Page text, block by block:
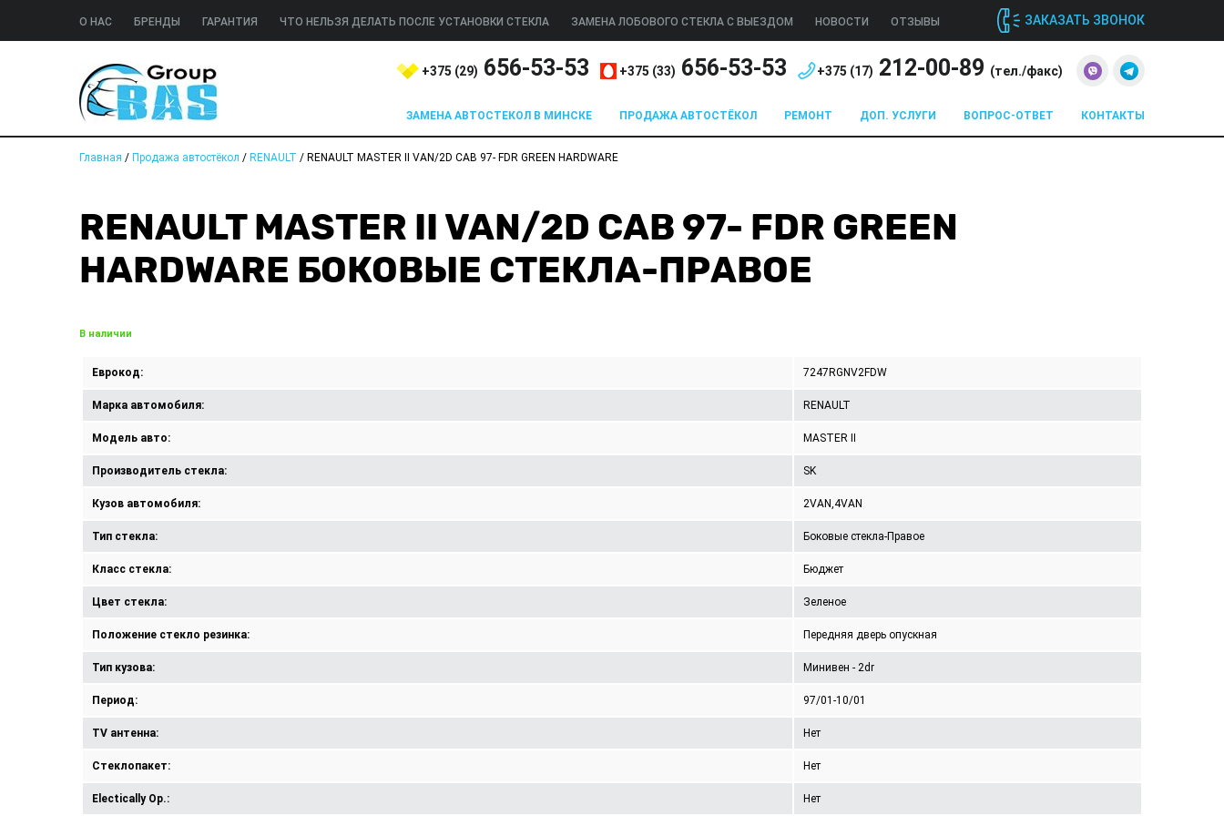
О НАС БРЕНДЫ ГАРАНТИЯ ЧТО НЕЛЬЗЯ ДЕЛАТЬ ПОСЛЕ УСТАНОВКИ СТЕКЛА ЗАМЕНА ЛОБОВОГО СТЕКЛА С ВЫЕЗДОМ НОВОСТИ ОТЗЫВЫ ЗАКАЗАТЬ ЗВОНОК
+375 (29) 656-53-53 +375 (33) 656-53-53 +375 (17) 212-00-89 (тел./факс)
ЗАМЕНА АВТОСТЕКОЛ В МИНСКЕ ПРОДАЖА АВТОСТЁКОЛ РЕМОНТ ДОП. УСЛУГИ ВОПРОС-ОТВЕТ КОНТАКТЫ
Главная / Продажа автостёкол / RENAULT / RENAULT MASTER II VAN/2D CAB 97- FDR GREEN HARDWARE
RENAULT MASTER II VAN/2D CAB 97- FDR GREEN
HARDWARE БОКОВЫЕ СТЕКЛА-ПРАВОЕ
В наличии
Еврокод: 7247RGNV2FDW
Марка автомобиля: RENAULT
Модель авто: MASTER II
Производитель стекла: SK
Кузов автомобиля: 2VAN,4VAN
Тип стекла: Боковые стекла-Правое
Класс стекла: Бюджет
Цвет стекла: Зеленое
Положение стекло резинка: Передняя дверь опускная
Тип кузова: Минивен - 2dr
Период: 97/01-10/01
TV антенна: Нет
Стеклопакет: Нет
Electically Op.: Нет